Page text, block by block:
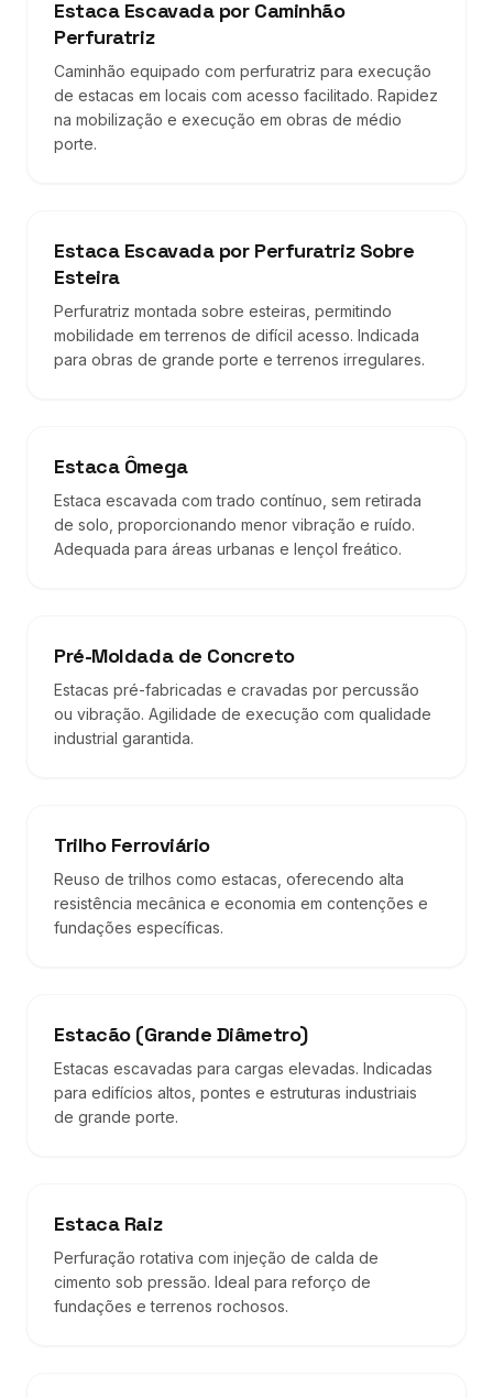
Estaca Escavada por Caminhão
Perfuratriz
Caminhão equipado com perfuratriz para execução
de estacas em locais com acesso facilitado. Rapidez
na mobilização e execução em obras de médio
porte.
Estaca Escavada por Perfuratriz Sobre
Esteira
Perfuratriz montada sobre esteiras, permitindo
mobilidade em terrenos de difícil acesso. Indicada
para obras de grande porte e terrenos irregulares.
Estaca Ômega
Estaca escavada com trado contínuo, sem retirada
de solo, proporcionando menor vibração e ruído.
Adequada para áreas urbanas e lençol freático.
Pré-Moldada de Concreto
Estacas pré-fabricadas e cravadas por percussão
ou vibração. Agilidade de execução com qualidade
industrial garantida.
Trilho Ferroviário
Reuso de trilhos como estacas, oferecendo alta
resistência mecânica e economia em contenções e
fundações específicas.
Estacão (Grande Diâmetro)
Estacas escavadas para cargas elevadas. Indicadas
para edifícios altos, pontes e estruturas industriais
de grande porte.
Estaca Raiz
Perfuração rotativa com injeção de calda de
cimento sob pressão. Ideal para reforço de
fundações e terrenos rochosos.